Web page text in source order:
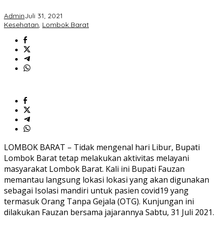
AdminJuli 31, 2021
Kesehatan, Lombok Barat
LOMBOK BARAT – Tidak mengenal hari Libur, Bupati
Lombok Barat tetap melakukan aktivitas melayani
masyarakat Lombok Barat. Kali ini Bupati Fauzan
memantau langsung lokasi lokasi yang akan digunakan
sebagai Isolasi mandiri untuk pasien covid19 yang
termasuk Orang Tanpa Gejala (OTG). Kunjungan ini
dilakukan Fauzan bersama jajarannya Sabtu, 31 Juli 2021.